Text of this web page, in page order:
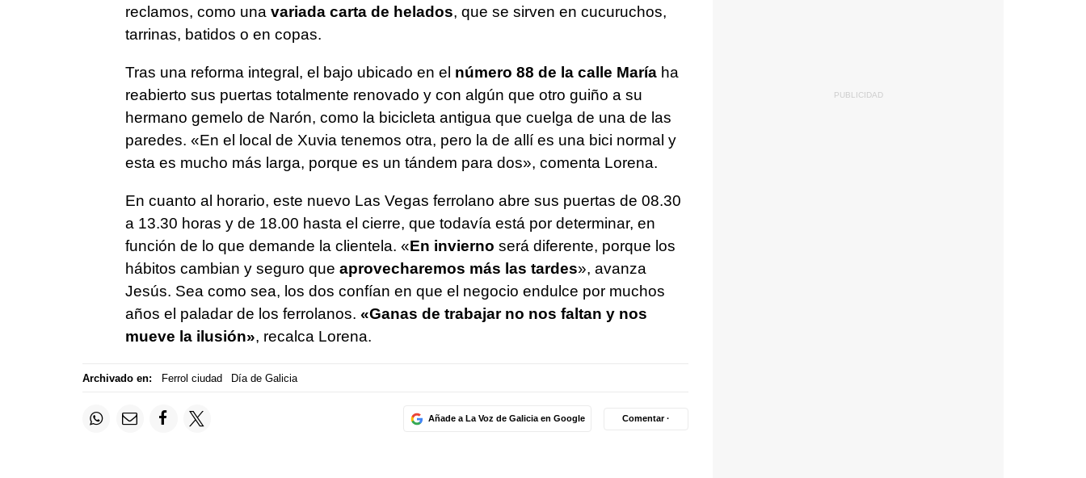
reclamos, como una variada carta de helados, que se sirven en cucuruchos,
tarrinas, batidos o en copas.
Tras una reforma integral, el bajo ubicado en el número 88 de la calle Maríaha
reabierto sus puertas totalmente renovado y con algún que otro guiño a su
hermano gemelo de Narón, como la bicicleta antigua que cuelga de una de las
paredes. «En el local de Xuvia tenemos otra, pero la de allí es una bici normal y
esta es mucho más larga, porque es un tándem para dos», comenta Lorena.
En cuanto al horario, este nuevo Las Vegas ferrolano abre sus puertas de 08.30
a 13.30 horas y de 18.00 hasta el cierre, que todavía está por determinar, en
función de lo que demande la clientela. «En invierno será diferente, porque los
hábitos cambian y seguro que aprovecharemos más las tardes», avanza
Jesús. Sea como sea, los dos confían en que el negocio endulce por muchos
años el paladar de los ferrolanos. «Ganas de trabajar no nos faltan y nos
mueve la ilusión», recalca Lorena.
Archivado en: Ferrol ciudad Día de Galicia
Añade a La Voz de Galicia en Google Comentar ·